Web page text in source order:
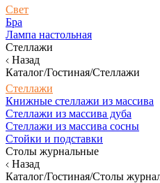
Свет
Бра
Лампа настольная
Стеллажи
Назад
Каталог/Гостиная/Стеллажи
Стеллажи
Книжные стеллажи из массива
Стеллажи из массива дуба
Стеллажи из массива сосны
Стойки и подставки
Столы журнальные
Назад
Каталог/Гостиная/Столы